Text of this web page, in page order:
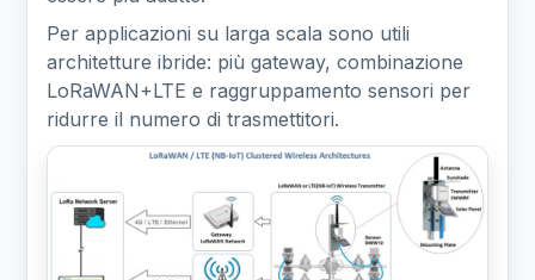
Per applicazioni su larga scala sono utili
architetture ibride: più gateway, combinazione
LoRaWAN+LTE e raggruppamento sensori per
ridurre il numero di trasmettitori.